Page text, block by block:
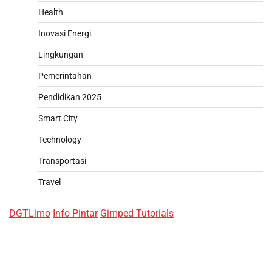
Health
Inovasi Energi
Lingkungan
Pemerintahan
Pendidikan 2025
Smart City
Technology
Transportasi
Travel
DGTLimo Info Pintar Gimped Tutorials